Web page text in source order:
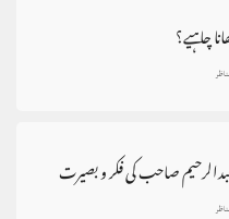
چاہیے؟
صاحب کی فکر و بصیرت